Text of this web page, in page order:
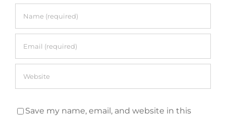
Save my name, email, and website in this